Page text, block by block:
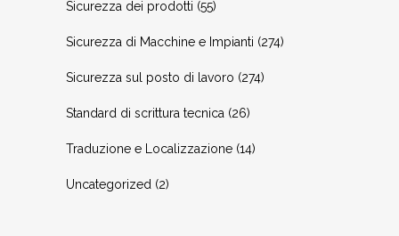
Sicurezza dei prodotti (55)
Sicurezza di Macchine e Impianti (274)
Sicurezza sul posto di lavoro (274)
Standard di scrittura tecnica (26)
Traduzione e Localizzazione (14)
Uncategorized (2)